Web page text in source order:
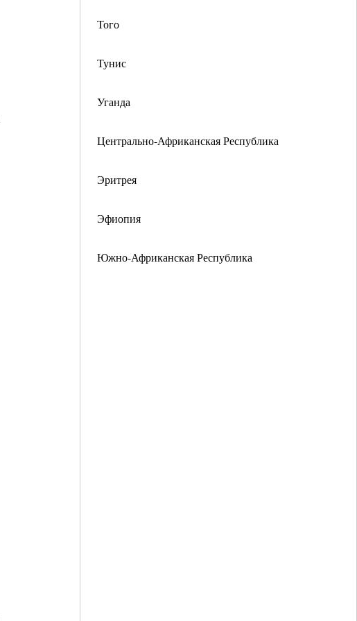
Того
Тунис
Уганда
Центрально-Африканская Республика
Эритрея
Эфиопия
Южно-Африканская Республика